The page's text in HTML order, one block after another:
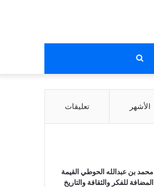
بحث
عن
الأشهر تعليقات
محمد بن عبدالله الحوطي القيمة
المضافة للفكر والثقافة والتاريخ